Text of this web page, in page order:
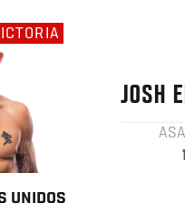
JOSH
1
UNIDOS